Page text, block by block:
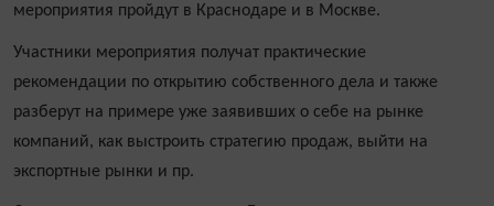
мероприятия пройдут в Краснодаре и в Москве.
Участники мероприятия получат практические
рекомендации по открытию собственного дела и также
разберут на примере уже заявивших о себе на рынке
компаний, как выстроить стратегию продаж, выйти на
экспортные рынки и пр.